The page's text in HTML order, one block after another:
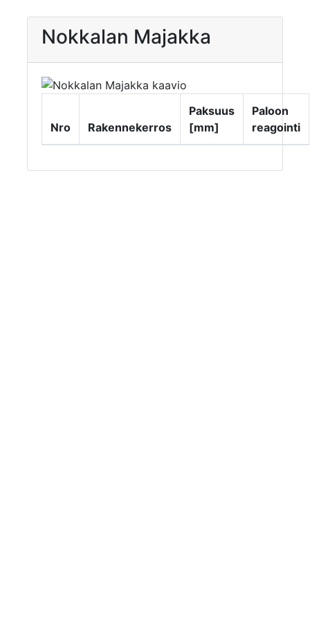
Nokkalan Majakka
Nro Rakennekerros
Paksuus
[mm]
Paloon
reagointi